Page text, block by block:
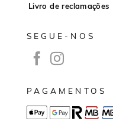
Livro de reclamações
SEGUE-NOS
PAGAMENTOS